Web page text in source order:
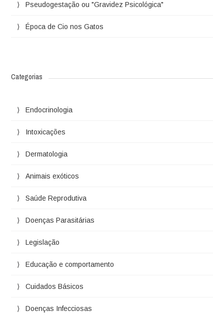
Pseudogestação ou "Gravidez Psicológica"
Época de Cio nos Gatos
Categorias
Endocrinologia
Intoxicações
Dermatologia
Animais exóticos
Saúde Reprodutiva
Doenças Parasitárias
Legislação
Educação e comportamento
Cuidados Básicos
Doenças Infecciosas